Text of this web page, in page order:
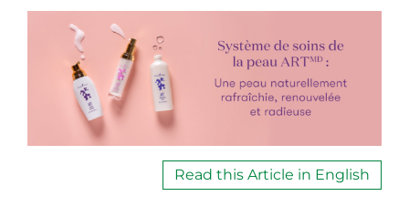
Image
Read this Article in English